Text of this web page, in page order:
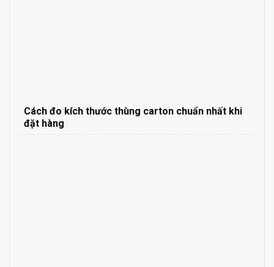
Cách đo kích thước thùng carton chuẩn nhất khi
đặt hàng